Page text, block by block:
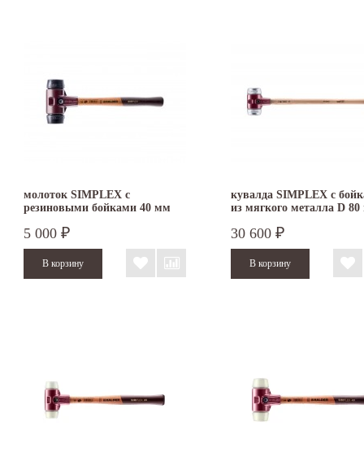
молоток SIMPLEX с
резиновыми бойками 40 мм
5 000 ₽
кувалда SIMPLEX с
из мягкого металла D
30 600 ₽